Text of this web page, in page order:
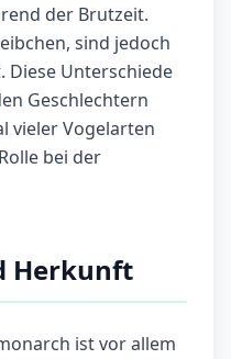
der Brutzeit.
sind jedoch
Diese Unterschiede
Geschlechtern
vieler Vogelarten
bei der
Herkunft
ist vor allem